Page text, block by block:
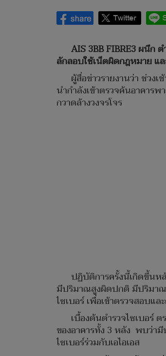
AIS 3BB FIBRE3 ผนึก
ลักลอบใช้เน็ตผิดกฎหมาย แ
ผู้สื่อข่าวรายงานว่า ช่วง
นำกำลังเข้าตรวจค้นอาคาร
กวาดล้างวงจรโจร
ปฏิบัติการครั้งนี้เกิดขึ้นห
มีปริมาณสูงผิดปกติ มีปริมาณ
ไซเบอร์ เพื่อเข้าตรวจสอบ
เบื้องต้นตำรวจไซเบอร์
ของอาคารทั้ง 3 หลัง พบว่ามี
ไซเบอร์ร่วมกับเอไอเอส